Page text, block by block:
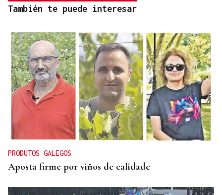
También te puede interesar
PRODUTOS GALEGOS
Aposta firme por viños de calidade